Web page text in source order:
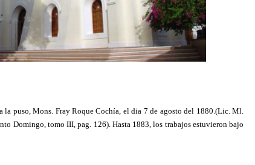
la puso, Mons. Fray Roque Cochía, el dia 7 de agosto del 1880.(Lic. Ml.
Domingo, tomo III, pag. 126). Hasta 1883, los trabajos estuvieron bajo